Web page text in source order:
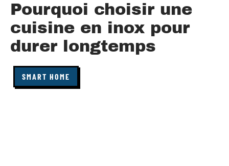
Pourquoi choisir une
cuisine en inox pour
durer longtemps
SMART HOME